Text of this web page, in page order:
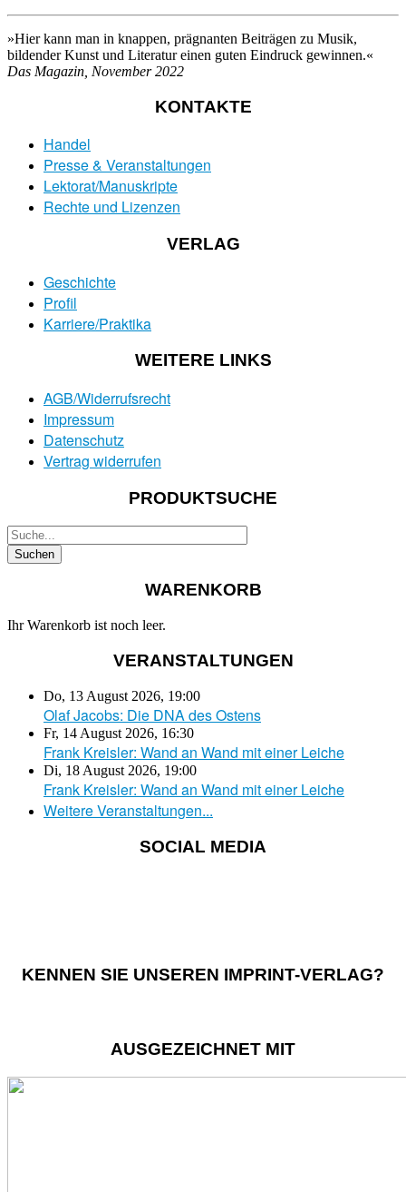
»Hier kann man in knappen, prägnanten Beiträgen zu Musik,
bildender Kunst und Literatur einen guten Eindruck gewinnen.«
Das Magazin, November 2022
KONTAKTE
Handel
Presse & Veranstaltungen
Lektorat/Manuskripte
Rechte und Lizenzen
VERLAG
Geschichte
Profil
Karriere/Praktika
WEITERE LINKS
AGB/Widerrufsrecht
Impressum
Datenschutz
Vertrag widerrufen
PRODUKTSUCHE
WARENKORB
Ihr Warenkorb ist noch leer.
VERANSTALTUNGEN
Do, 13 August 2026, 19:00
Olaf Jacobs: Die DNA des Ostens
Fr, 14 August 2026, 16:30
Frank Kreisler: Wand an Wand mit einer Leiche
Di, 18 August 2026, 19:00
Frank Kreisler: Wand an Wand mit einer Leiche
Weitere Veranstaltungen...
SOCIAL MEDIA
KENNEN SIE UNSEREN IMPRINT-VERLAG?
AUSGEZEICHNET MIT